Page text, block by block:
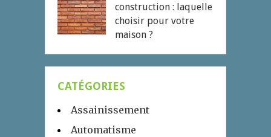
construction : laquelle
choisir pour votre
maison ?
CATÉGORIES
Assainissement
Automatisme